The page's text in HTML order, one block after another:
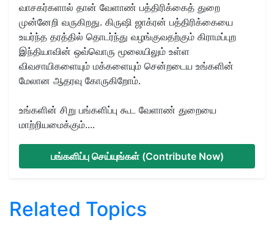
வாசகர்களால் தான் வேளாண் பத்திரிக்கைத் துறை
முன்னேறி வருகிறது. கிருஷி ஜாக்ரன் பத்திரிக்கையை
உயர்ந்த தரத்தில் தொடர்ந்து வழங்குவதற்கும் கிராமப்புற
இந்தியாவின் ஒவ்வொரு மூலையிலும் உள்ள
விவசாயிகளையும் மக்களையும் சென்றடைய உங்களின்
மேலான ஆதரவு கோருகிறோம்.
உங்களின் சிறு பங்களிப்பு கூட வேளாண் துறையை
மாற்றியமைக்கும்....
பங்களிப்பு செய்யுங்கள் (Contribute Now)
Related Topics